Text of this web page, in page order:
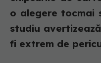
o alegere tocmai
studiu
fi extrem de